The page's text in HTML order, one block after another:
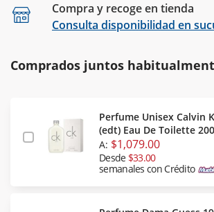
Compra y recoge en tienda
Consulta disponibilidad en
Comprados juntos
Perfume Unisex Calvin
(edt) Eau De Toilette
A: $1,079.00
Desde $33.00
semanales con Crédito